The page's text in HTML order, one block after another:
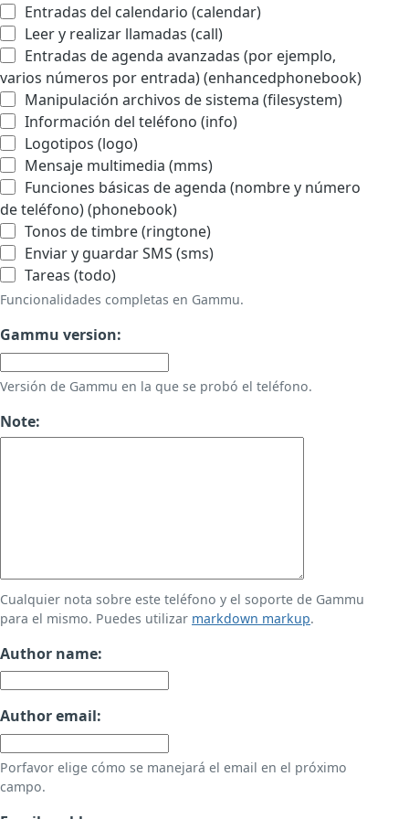
Entradas del calendario (calendar)
Leer y realizar llamadas (call)
Entradas de agenda avanzadas (por ejemplo,
varios números por entrada) (enhancedphonebook)
Manipulación archivos de sistema (filesystem)
Información del teléfono (info)
Logotipos (logo)
Mensaje multimedia (mms)
Funciones básicas de agenda (nombre y número
de teléfono) (phonebook)
Tonos de timbre (ringtone)
Enviar y guardar SMS (sms)
Tareas (todo)
Funcionalidades completas en Gammu.
Gammu version:
Versión de Gammu en la que se probó el teléfono.
Note:
Cualquier nota sobre este teléfono y el soporte de Gammu
para el mismo. Puedes utilizar markdown markup.
Author name:
Author email:
Porfavor elige cómo se manejará el email en el próximo
campo.